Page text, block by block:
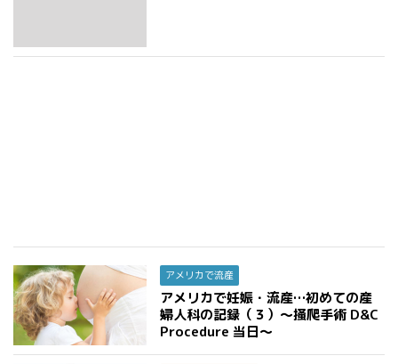
アメリカで流産
アメリカで妊娠・流産…初めての産
婦人科の記録（３）〜掻爬手術 D&C
Procedure 当日〜